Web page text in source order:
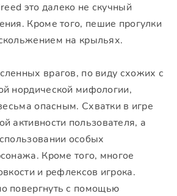
это далеко не скучный
Кроме того, пешие прогулки
на крыльях.
врагов, по виду схожих с
нордической мифологии,
опасным. Схватки в игре
активности пользователя, а
особых
Кроме того, многое
и рефлексов игрока.
повергнуть с помощью